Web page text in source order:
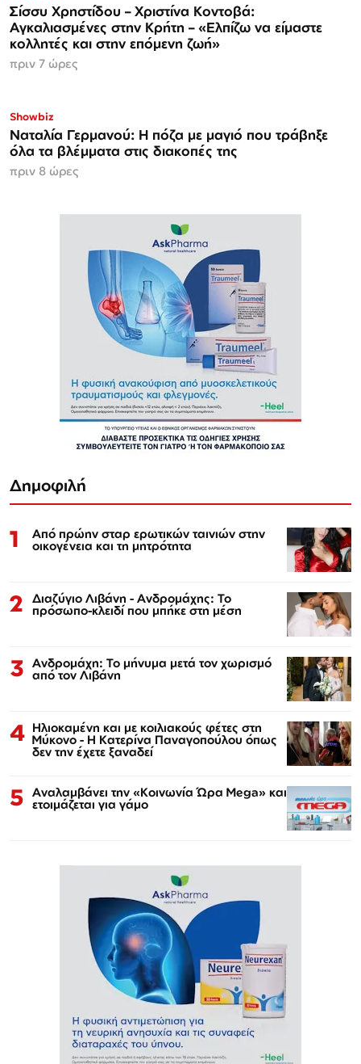
Σίσσυ Χρηστίδου – Χριστίνα Κοντοβά:
Αγκαλιασμένες στην Κρήτη – «Ελπίζω να είμαστε
κολλητές και στην επόμενη ζωή»
πριν 7 ώρες
Showbiz
Ναταλία Γερμανού: Η πόζα με μαγιό που τράβηξε
όλα τα βλέμματα στις διακοπές της
πριν 8 ώρες
Δημοφιλή
1 Από πρώην σταρ ερωτικών ταινιών στην
οικογένεια και τη μητρότητα
2 Διαζύγιο Λιβάνη - Ανδρομάχης: Το
πρόσωπο-κλειδί που μπήκε στη μέση
3 Ανδρομάχη: Το μήνυμα μετά τον χωρισμό
από τον Λιβάνη
4 Ηλιοκαμένη και με κοιλιακούς φέτες στη
Μύκονο - Η Κατερίνα Παναγοπούλου όπως
δεν την έχετε ξαναδεί
5 Αναλαμβάνει την «Κοινωνία Ώρα Mega» και
ετοιμάζεται για γάμο